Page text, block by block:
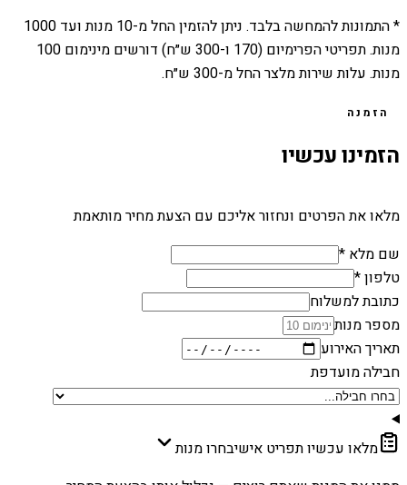
* התמונות להמחשה בלבד. ניתן להזמין החל מ-10 מנות ועד 1000
מנות. תפריטי הפרימיום (170 ו-300 ש״ח) דורשים מינימום 100
מנות. עלות שירות מלצר החל מ-300 ש״ח.
הזמנה
הזמינו עכשיו
מלאו את הפרטים ונחזור אליכם עם הצעת מחיר מותאמת
שם מלא *
טלפון *
כתובת למשלוח
מספר מנות
תאריך האירוע
חבילה מועדפת
מלאו עכשיו תפריט אישיבחרו מנות